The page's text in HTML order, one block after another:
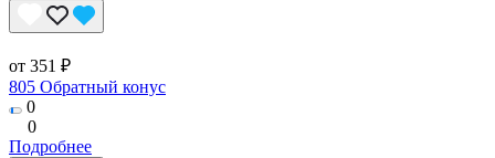
от 351 ₽
805 Обратный конус
0
0
Подробнее